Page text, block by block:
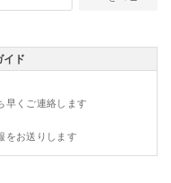
イド
早くご連絡します
をお送りします